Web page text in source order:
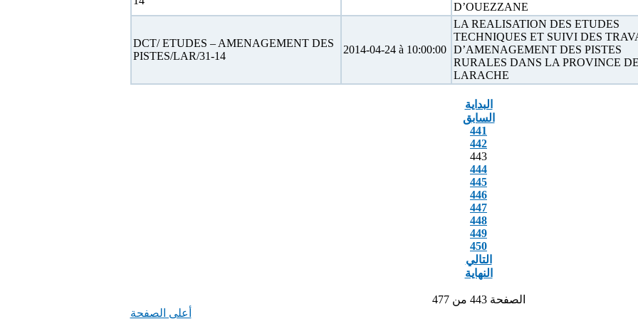
D’OUEZZANE
DCT/ ETUDES – AMENAGEMENT DES
PISTES/LAR/31-14
2014-04-24 à 10:00:00
LA REALISATION DES ETUDES
TECHNIQUES ET SUIVI DES
D’AMENAGEMENT DES PISTES
RURALES DANS LA PROVINCE DE
LARACHE
البداية
السابق
441
442
443
444
445
446
447
448
449
450
التالي
النهاية
الصفحة 443 من 477
أعلى الصفحة